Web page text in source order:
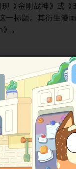
《金刚战神》或
一标题。其衍生漫
。
​8.2分​
的评分（截至
评分达​
​8.7分​，尤